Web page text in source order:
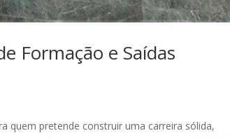
Formação e Saídas
quem pretende construir uma carreira sólida,